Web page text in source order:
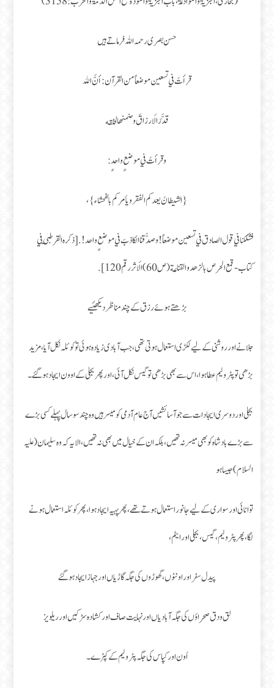
حسن بصری رحمہ اللہ فرماتے ہیں
قرأتُ في تسعين موضعاً من القرآن: أنَّ الله
قدَّرَ الأرزاقَ وضمنها لخلقه
وقرأتُ في موضعٍ واحدٍ:
{الشيطانُ يعدكم الفقر ويأمركم بالفحشاء}،
فشككنا في قول الصادق في تسعين موضعاً ! وصدَّقنا الكاذبَ في موضعٍ واحد!. [ذكره القرطبي في
كتاب-قمع الحرص بالزهد والقناعة(ص60) الأثر رقم120].
بڑھتے ہوئے رزق کے چند مناظر دیکھئیے
جلانے اور روشنی کے لیے لکڑی استعمال ہوتی تھی، جب آبادی زیادہ ہوئی تو کوئلہ نکل آیا، مزید
بڑھی تو پٹرولیم عطا ہوا، اس سے بھی بڑھی تو گیس نکل آئی،اور پھر بجلی کے اوون ایجاد ہوگئے۔
بجلی اور دوسری ایجادات سے جو آسائشیں آج عام آدمی کو میسر ہیں وہ چند سو سال پہلے کسی بڑے
سے بڑے بادشاہ کو بھی میسر نہ تھیں، بلکہ ان کے خیال میں بھی نہ تھیں، الا یہ کہ وہ سلیمان (علیہ
السلام) جیسا ہو
توانائی اور سواری کے لیے جانور استعمال ہوتے تھے، پھر پہیہ ایجاد ہوا، پھر کوئلہ استعمال ہونے
لگا، پھر پٹرولیم، گیس، بجلی اور ایٹم،
پیدل سفر اور اونٹوں، گھوڑوں کی جگہ گاڑیاں اور جہاز ایجاد ہو گئے
لق و دق صحراؤں کی جگہ آبادیاں اور نہایت صاف اور کشادہ سڑکیں اور ریلویز
اُون اور کپاس کی جگہ پٹرولیم کے کپڑے۔